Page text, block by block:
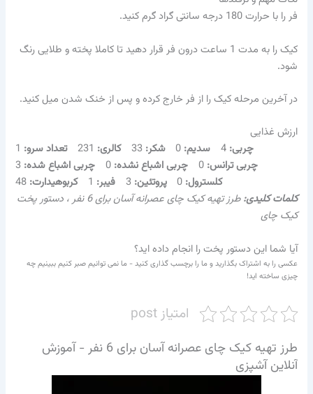
فر را با حرارت 180 درجه سانتی گراد گرم کنید.
کیک را به مدت 1 ساعت درون فر قرار دهید تا کاملا پخته و طلایی رنگ
شود.
در آخرین مرحله کیک را از فر خارج کرده و پس از خنک شدن میل کنید.
ارزش غذایی
تعداد سرو: 1 کالری: 231 شکر: 33 سدیم: 0 چربی: 4
چربی اشباع شده: 3 چربی اشباع نشده: 0 چربی ترانس: 0
کربوهیدارت: 48 فیبر: 1 پروتئین: 3 کلسترول: 0
کلمات کلیدی:
طرز تهیه کیک چای عصرانه آسان برای 6 نفر ، دستور پخت
کیک چای
آیا شما این دستور پخت را انجام داده اید؟
عکسی را به اشتراک بگذارید و ما را برچسب گذاری کنید - ما نمی توانیم صبر کنیم ببینیم چه
چیزی ساخته اید!
امتیاز post
طرز تهیه کیک چای عصرانه آسان برای 6 نفر - آموزش
آنلاین آشپزی